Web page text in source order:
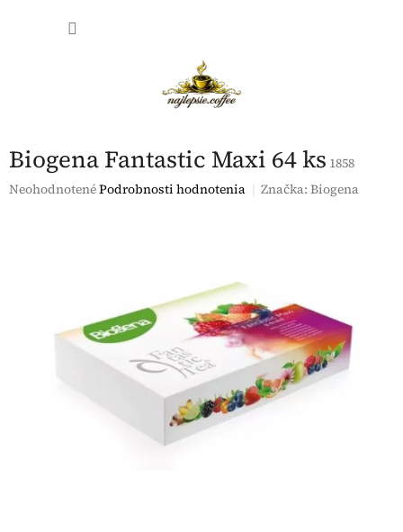
Biogena Fantastic Maxi 64 ks 1858
Priemerné
NeohodnotenéPodrobnosti hodnotenia Značka:Biogena